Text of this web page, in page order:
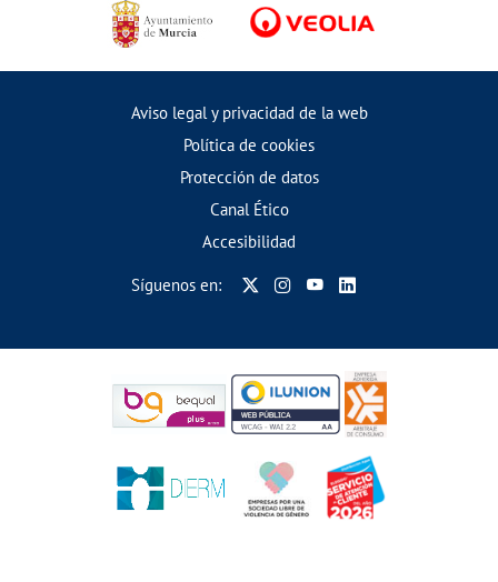
Aviso legal y privacidad de la web
Política de cookies
Protección de datos
Canal Ético
Accesibilidad
Síguenos en: